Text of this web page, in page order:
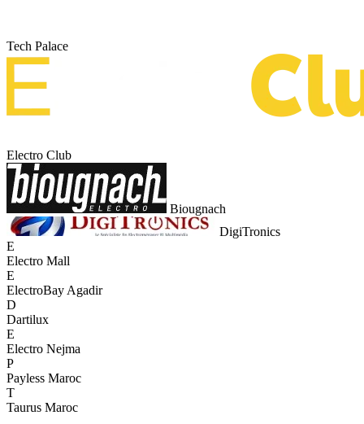
Tech Palace
Electro Club
Biougnach
DigiTronics
E
Electro Mall
E
ElectroBay Agadir
D
Dartilux
E
Electro Nejma
P
Payless Maroc
T
Taurus Maroc